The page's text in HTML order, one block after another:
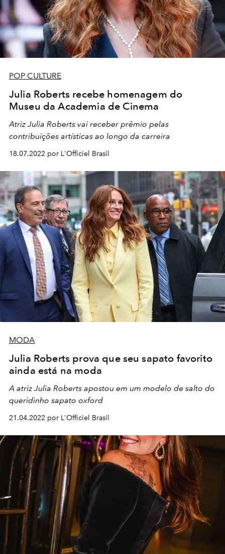
POP CULTURE
Julia Roberts recebe homenagem do
Museu da Academia de Cinema
Atriz Julia Roberts vai receber prêmio pelas
contribuições artísticas ao longo da carreira
18.07.2022 por L'Officiel Brasil
MODA
Julia Roberts prova que seu sapato favorito
ainda está na moda
A atriz Julia Roberts apostou em um modelo de salto do
queridinho sapato oxford
21.04.2022 por L'Officiel Brasil